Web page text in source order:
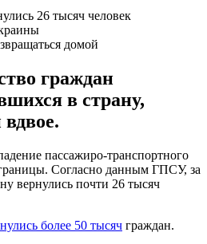
домой
граждан
в страну,
пассажиро-транспортного
Согласно данным ГПСУ, за
вернулись почти 26 тысяч
более 50 тысяч граждан.